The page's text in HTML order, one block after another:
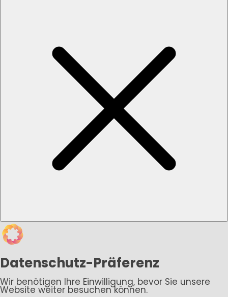
Datenschutz-Präferenz
Wir benötigen Ihre Einwilligung, bevor Sie unsere
Website weiter besuchen können.